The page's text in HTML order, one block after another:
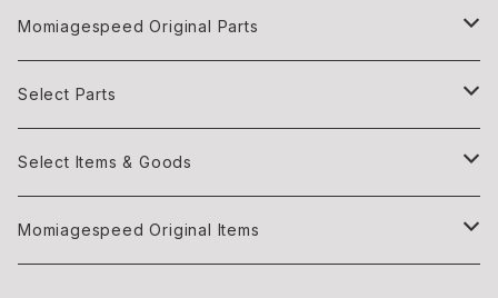
Momiagespeed Original Parts
Light
Body parts
Exhaust
Select Parts
Light
Body parts
Select Items & Goods
Books
Momiagespeed Original Items